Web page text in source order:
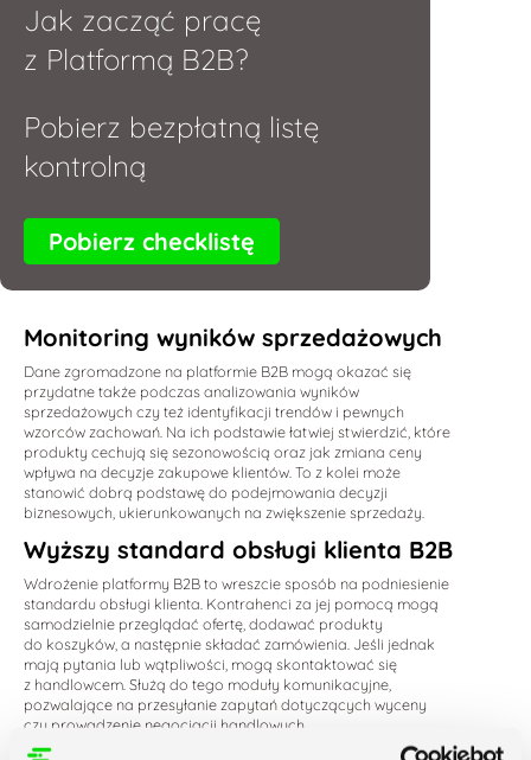
Jak zacząć pracę
z Platformą B2B?
Pobierz bezpłatną listę
kontrolną
Pobierz checklistę
Monitoring wyników sprzedażowych
Dane zgromadzone na platformie B2B mogą okazać się
przydatne także podczas analizowania wyników
sprzedażowych czy też identyfikacji trendów i pewnych
wzorców zachowań. Na ich podstawie łatwiej stwierdzić, które
produkty cechują się sezonowością oraz jak zmiana ceny
wpływa na decyzje zakupowe klientów. To z kolei może
stanowić dobrą podstawę do podejmowania decyzji
biznesowych, ukierunkowanych na zwiększenie sprzedaży.
Wyższy standard obsługi klienta B2B
Wdrożenie platformy B2B to wreszcie sposób na podniesienie
standardu obsługi klienta. Kontrahenci za jej pomocą mogą
samodzielnie przeglądać ofertę, dodawać produkty
do koszyków, a następnie składać zamówienia. Jeśli jednak
mają pytania lub wątpliwości, mogą skontaktować się
z handlowcem. Służą do tego moduły komunikacyjne,
pozwalające na przesyłanie zapytań dotyczących wyceny
czy prowadzenie negocjacji handlowych.